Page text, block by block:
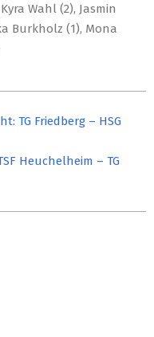
Wahl (2), Jasmin
Burkholz (1), Mona
TG Friedberg – HSG
Heuchelheim – TG